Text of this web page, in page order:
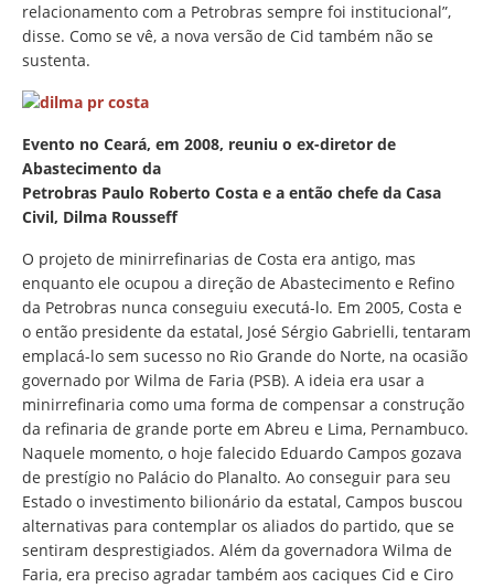
relacionamento com a Petrobras sempre foi institucional”,
disse. Como se vê, a nova versão de Cid também não se
sustenta.
Evento no Ceará, em 2008, reuniu o ex-diretor de
Abastecimento da
Petrobras Paulo Roberto Costa e a então chefe da Casa
Civil, Dilma Rousseff
O projeto de minirrefinarias de Costa era antigo, mas
enquanto ele ocupou a direção de Abastecimento e Refino
da Petrobras nunca conseguiu executá-lo. Em 2005, Costa e
o então presidente da estatal, José Sérgio Gabrielli, tentaram
emplacá-lo sem sucesso no Rio Grande do Norte, na ocasião
governado por Wilma de Faria (PSB). A ideia era usar a
minirrefinaria como uma forma de compensar a construção
da refinaria de grande porte em Abreu e Lima, Pernambuco.
Naquele momento, o hoje falecido Eduardo Campos gozava
de prestígio no Palácio do Planalto. Ao conseguir para seu
Estado o investimento bilionário da estatal, Campos buscou
alternativas para contemplar os aliados do partido, que se
sentiram desprestigiados. Além da governadora Wilma de
Faria, era preciso agradar também aos caciques Cid e Ciro